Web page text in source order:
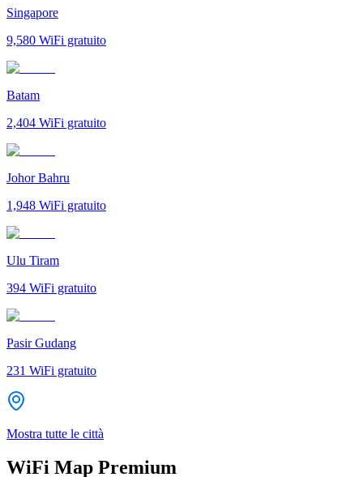
Singapore
9,580 WiFi gratuito
Batam
2,404 WiFi gratuito
Johor Bahru
1,948 WiFi gratuito
Ulu Tiram
394 WiFi gratuito
Pasir Gudang
231 WiFi gratuito
Mostra tutte le città
WiFi Map Premium